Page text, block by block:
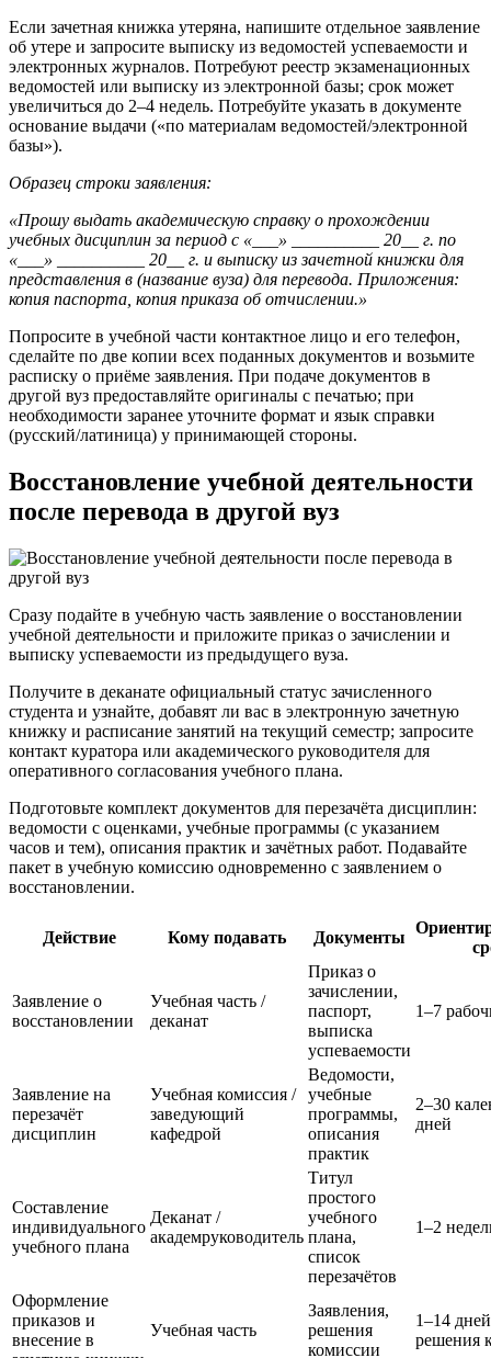
Если зачетная книжка утеряна, напишите отдельное заявление
об утере и запросите выписку из ведомостей успеваемости и
электронных журналов. Потребуют реестр экзаменационных
ведомостей или выписку из электронной базы; срок может
увеличиться до 2–4 недель. Потребуйте указать в документе
основание выдачи («по материалам ведомостей/электронной
базы»).
Образец строки заявления:
«Прошу выдать академическую справку о прохождении
учебных дисциплин за период с «___» __________ 20__ г. по
«___» __________ 20__ г. и выписку из зачетной книжки для
представления в (название вуза) для перевода. Приложения:
копия паспорта, копия приказа об отчислении.»
Попросите в учебной части контактное лицо и его телефон,
сделайте по две копии всех поданных документов и возьмите
расписку о приёме заявления. При подаче документов в
другой вуз предоставляйте оригиналы с печатью; при
необходимости заранее уточните формат и язык справки
(русский/латиница) у принимающей стороны.
Восстановление учебной деятельности
после перевода в другой вуз
Сразу подайте в учебную часть заявление о восстановлении
учебной деятельности и приложите приказ о зачислении и
выписку успеваемости из предыдущего вуза.
Получите в деканате официальный статус зачисленного
студента и узнайте, добавят ли вас в электронную зачетную
книжку и расписание занятий на текущий семестр; запросите
контакт куратора или академического руководителя для
оперативного согласования учебного плана.
Подготовьте комплект документов для перезачёта дисциплин:
ведомости с оценками, учебные программы (с указанием
часов и тем), описания практик и зачётных работ. Подавайте
пакет в учебную комиссию одновременно с заявлением о
восстановлении.
Действие Кому подавать Документы
Заявление о
восстановлении
Учебная часть /
деканат
Приказ о
зачислении,
паспорт,
выписка
успеваемости
1–7
Заявление на
перезачёт
дисциплин
Учебная комиссия /
заведующий
кафедрой
Ведомости,
учебные
программы,
описания
практик
2–30
дней
Составление
индивидуального
учебного плана
Деканат /
академруководитель
Титул
простого
учебного
плана,
список
перезачётов
1–2
Оформление
приказов и
внесение в
Учебная часть
Заявления,
решения
комиссии
1–14
решения